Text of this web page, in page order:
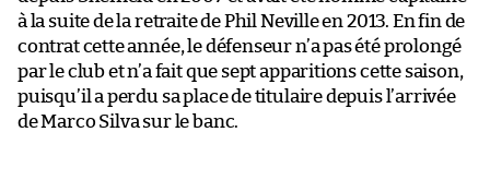
à la suite de la retraite de Phil Neville en 2013. En fin de
contrat cette année, le défenseur n’a pas été prolongé
par le club et n’a fait que sept apparitions cette saison,
puisqu’il a perdu sa place de titulaire depuis l’arrivée
de Marco Silva sur le banc.